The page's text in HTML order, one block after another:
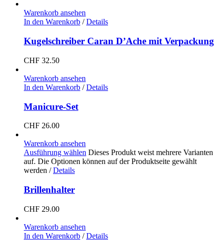
Warenkorb ansehen
In den Warenkorb / Details
Kugelschreiber Caran D’Ache mit Verpackung
CHF 32.50
Warenkorb ansehen
In den Warenkorb / Details
Manicure-Set
CHF 26.00
Warenkorb ansehen
Ausführung wählen Dieses Produkt weist mehrere Varianten
auf. Die Optionen können auf der Produktseite gewählt
werden / Details
Brillenhalter
CHF 29.00
Warenkorb ansehen
In den Warenkorb / Details